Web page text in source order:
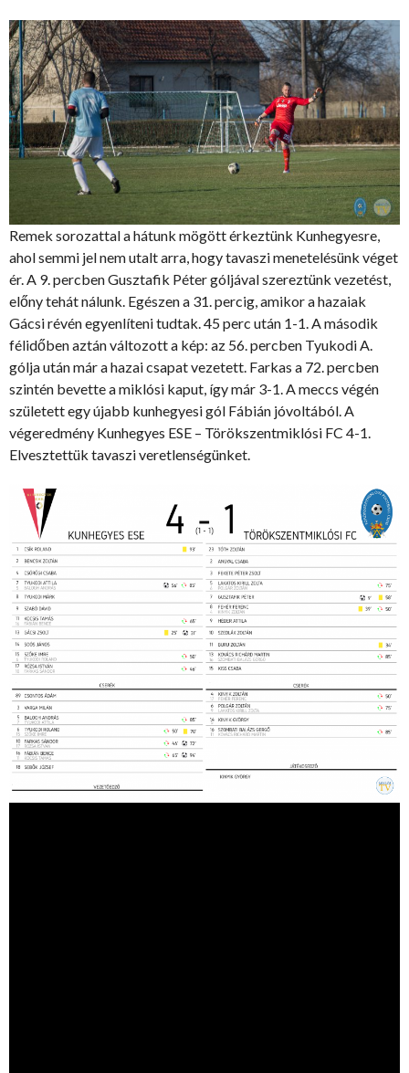
Remek sorozattal a hátunk mögött érkeztünk Kunhegyesre,
ahol semmi jel nem utalt arra, hogy tavaszi menetelésünk véget
ér. A 9. percben Gusztafik Péter góljával szereztünk vezetést,
előny tehát nálunk. Egészen a 31. percig, amikor a hazaiak
Gácsi révén egyenlíteni tudtak. 45 perc után 1-1. A második
félidőben aztán változott a kép: az 56. percben Tyukodi A.
gólja után már a hazai csapat vezetett. Farkas a 72. percben
szintén bevette a miklósi kaput, így már 3-1. A meccs végén
született egy újabb kunhegyesi gól Fábián jóvoltából. A
végeredmény Kunhegyes ESE – Törökszentmiklósi FC 4-1.
Elvesztettük tavaszi veretlenségünket.